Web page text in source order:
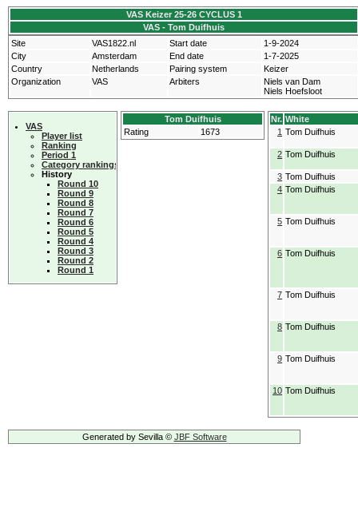
VAS Keizer 25-26 CYCLUS 1
VAS - Tom Duifhuis
Site
VAS1822.nl Start date
1-9-2024
City
Amsterdam End date
1-7-2025
Country
Netherlands Pairing system
Keizer
Organization
VAS Arbiters
Niels van Dam
Niels Hoefsloot
VAS
Player list
Ranking
Period 1
Category rankings
History
Round 10
Round 9
Round 8
Round 7
Round 6
Round 5
Round 4
Round 3
Round 2
Round 1
Tom Duifhuis
Rating
1673
Nr. White
1 Tom Duifhuis
2 Tom Duifhuis
3 Tom Duifhuis
4 Tom Duifhuis
5 Tom Duifhuis
6 Tom Duifhuis
7 Tom Duifhuis
8 Tom Duifhuis
9 Tom Duifhuis
10 Tom Duifhuis
Generated by Sevilla © JBF Software